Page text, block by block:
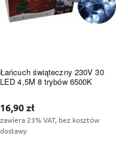
Łańcuch świąteczny 230V 30
LED 4,5M 8 trybów 6500K
16,90 zł
zawiera 23% VAT, bez kosztów
dostawy